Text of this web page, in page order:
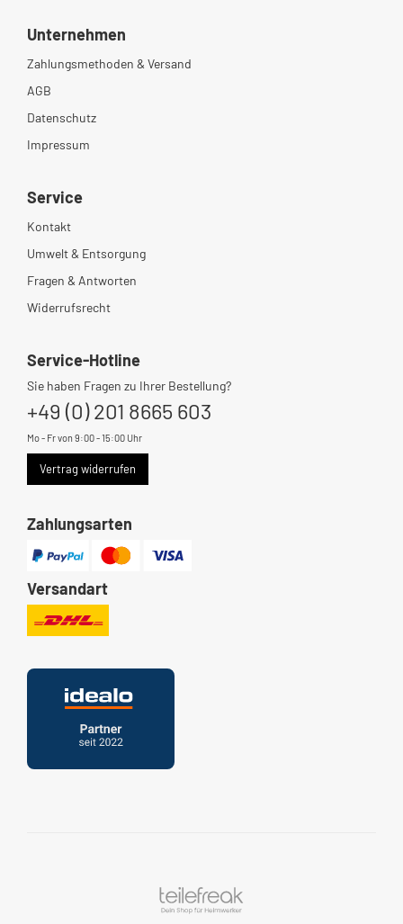
Unternehmen
Zahlungsmethoden & Versand
AGB
Datenschutz
Impressum
Service
Kontakt
Umwelt & Entsorgung
Fragen & Antworten
Widerrufsrecht
Service-Hotline
Sie haben Fragen zu Ihrer Bestellung?
+49 (0) 201 8665 603
Mo - Fr von 9:00 - 15:00 Uhr
Vertrag widerrufen
Zahlungsarten
Versandart